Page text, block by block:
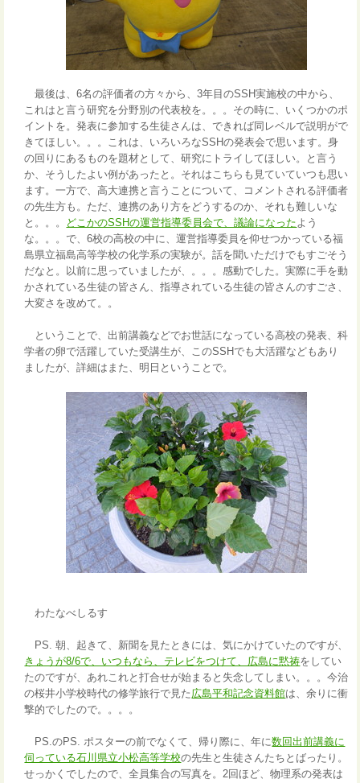
最後は、6名の評価者の方々から、3年目のSSH実施校の中から、
これはと言う研究を分野別の代表校を。。。その時に、いくつかのポ
イントを。発表に参加する生徒さんは、できれば同レベルで説明がで
きてほしい。。。これは、いろいろなSSHの発表会で思います。身
の回りにあるものを題材として、研究にトライしてほしい。と言う
か、そうしたよい例があったと。それはこちらも見ていていつも思い
ます。一方で、高大連携と言うことについて、コメントされる評価者
の先生方も。ただ、連携のあり方をどうするのか、それも難しいな
と。。。
どこかのSSHの運営指導委員会で、議論になったよう
な。。。で、6校の高校の中に、運営指導委員を仰せつかっている福
島県立福島高等学校の化学系の実験が。話を聞いただけでもすごそう
だなと。以前に思っていましたが、。。。感動でした。実際に手を動
かされている生徒の皆さん、指導されている生徒の皆さんのすごさ、
大変さを改めて。。
ということで、出前講義などでお世話になっている高校の発表、科
学者の卵で活躍していた受講生が、このSSHでも大活躍などもあり
ましたが、詳細はまた、明日ということで。
わたなべしるす
PS. 朝、起きて、新聞を見たときには、気にかけていたのですが、
きょうが8/6で、いつもなら、テレビをつけて、広島に黙祷をしてい
たのですが、あれこれと打合せが始まると失念してしまい。。。今治
の桜井小学校時代の修学旅行で見た広島平和記念資料館は、余りに衝
撃的でしたので。。。。
PS.のPS. ポスターの前でなくて、帰り際に、年に数回出前講義に
伺っている石川県立小松高等学校の先生と生徒さんたちとばったり。
せっかくでしたので、全員集合の写真を。2回ほど、物理系の発表は